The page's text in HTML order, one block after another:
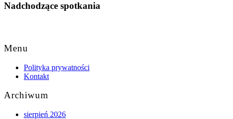
Nadchodzące spotkania
Top
Menu
Polityka prywatności
Kontakt
Archiwum
sierpień 2026